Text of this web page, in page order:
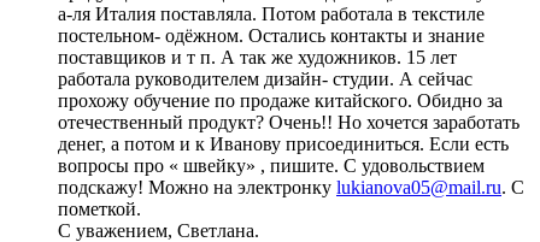
а-ля Италия поставляла. Потом работала в текстиле
постельном- одёжном. Остались контакты и знание
поставщиков и т п. А так же художников. 15 лет
работала руководителем дизайн- студии. А сейчас
прохожу обучение по продаже китайского. Обидно за
отечественный продукт? Очень!! Но хочется заработать
денег, а потом и к Иванову присоединиться. Если есть
вопросы про « швейку» , пишите. С удовольствием
подскажу! Можно на электронку lukianova05@mail.ru. C
пометкой.
С уважением, Светлана.